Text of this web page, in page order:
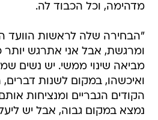
מדהימה, וכל הכבוד לה.
"הבחירה שלה לראשות הוועד
ומרגשת, אבל אני אתרגש
מביאה שינוי ממשי. יש נשים
ואיכשהו, במקום לשנות
הקודים הגבריים ומנציחות
נמצא במקום גבוה, אבל יש